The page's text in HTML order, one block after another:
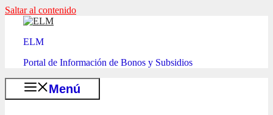
Saltar al contenido
ELM
Portal de Información de Bonos y Subsidios
Menú